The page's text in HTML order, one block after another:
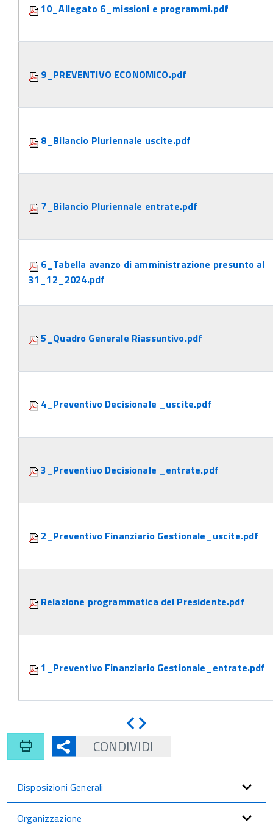
10_Allegato 6_missioni e programmi.pdf
9_PREVENTIVO ECONOMICO.pdf
8_Bilancio Pluriennale uscite.pdf
7_Bilancio Pluriennale entrate.pdf
6_Tabella avanzo di amministrazione presunto al
31_12_2024.pdf
5_Quadro Generale Riassuntivo.pdf
4_Preventivo Decisionale _uscite.pdf
3_Preventivo Decisionale _entrate.pdf
2_Preventivo Finanziario Gestionale_uscite.pdf
Relazione programmatica del Presidente.pdf
1_Preventivo Finanziario Gestionale_entrate.pdf
Indietro
CONDIVIDI
Disposizioni Generali
Organizzazione